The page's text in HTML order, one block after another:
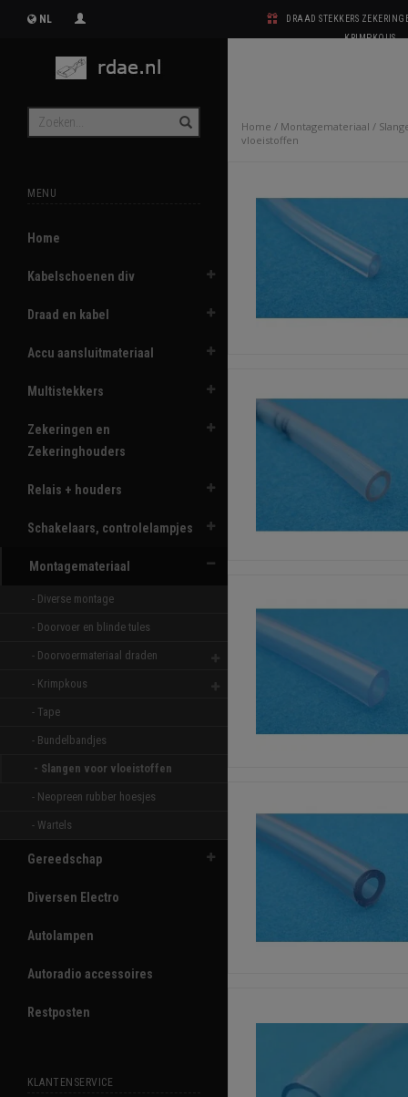
NL
DRAAD STEKKERS
KRIMPKOUS
MENU
Home
Kabelschoenen div
Draad en kabel
Accu aansluitmateriaal
Multistekkers
Zekeringen en
Zekeringhouders
Relais + houders
Schakelaars, controlelampjes
Montagemateriaal
- Diverse montage
- Doorvoer en blinde tules
- Doorvoermateriaal draden
- Krimpkous
- Tape
- Bundelbandjes
- Slangen voor vloeistoffen
- Neopreen rubber hoesjes
- Wartels
Gereedschap
Diversen Electro
Autolampen
Autoradio accessoires
Restposten
KLANTENSERVICE
Home / Montagemateriaal /
vloeistoffen